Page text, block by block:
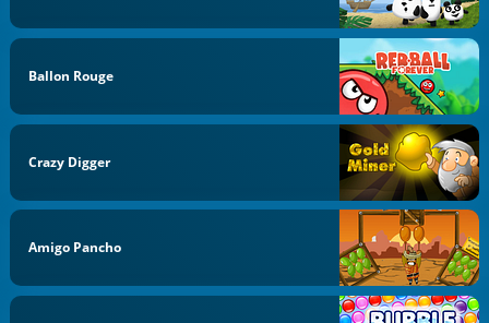
Ballon Rouge
Crazy Digger
Amigo Pancho